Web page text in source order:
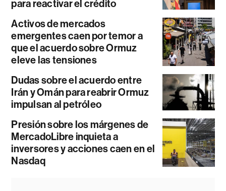
para reactivar el crédito
Activos de mercados
emergentes caen por temor a
que el acuerdo sobre Ormuz
eleve las tensiones
Dudas sobre el acuerdo entre
Irán y Omán para reabrir Ormuz
impulsan al petróleo
Presión sobre los márgenes de
MercadoLibre inquieta a
inversores y acciones caen en el
Nasdaq